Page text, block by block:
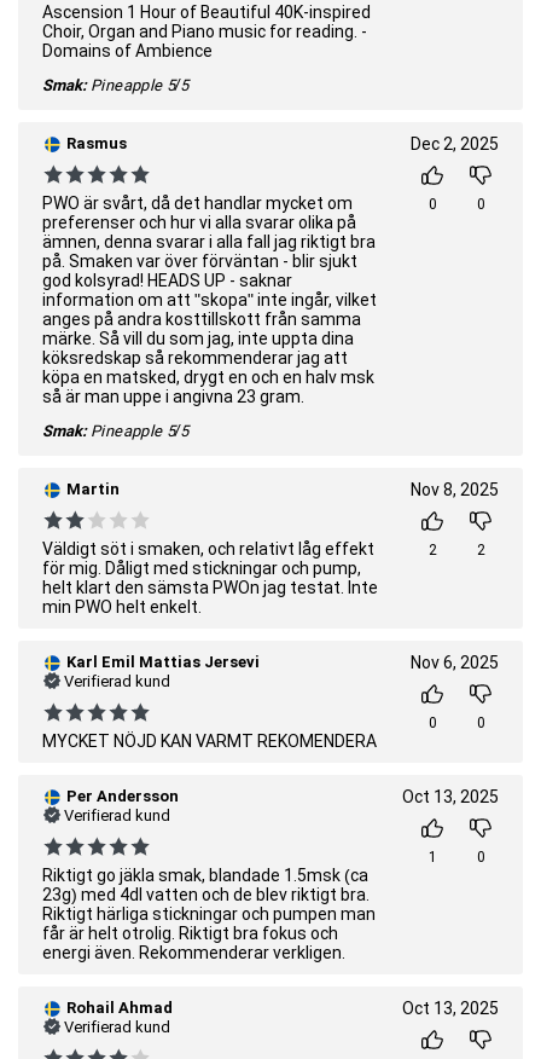
Ascension 1 Hour of Beautiful 40K-inspired
Choir, Organ and Piano music for reading. -
Domains of Ambience
Smak: Pineapple 5/5
Rasmus
PWO är svårt, då det handlar mycket om
preferenser och hur vi alla svarar olika på
ämnen, denna svarar i alla fall jag riktigt bra
på. Smaken var över förväntan - blir sjukt
god kolsyrad! HEADS UP - saknar
information om att "skopa" inte ingår, vilket
anges på andra kosttillskott från samma
märke. Så vill du som jag, inte uppta dina
köksredskap så rekommenderar jag att
köpa en matsked, drygt en och en halv msk
så är man uppe i angivna 23 gram.
Smak: Pineapple 5/5
Dec 2, 2025
0 0
Martin
Väldigt söt i smaken, och relativt låg effekt
för mig. Dåligt med stickningar och pump,
helt klart den sämsta PWOn jag testat. Inte
min PWO helt enkelt.
Nov 8, 2025
2 2
Karl Emil Mattias Jersevi
Verifierad kund
MYCKET NÖJD KAN VARMT REKOMENDERA
Nov 6, 2025
0 0
Per Andersson
Verifierad kund
Riktigt go jäkla smak, blandade 1.5msk (ca
23g) med 4dl vatten och de blev riktigt bra.
Riktigt härliga stickningar och pumpen man
får är helt otrolig. Riktigt bra fokus och
energi även. Rekommenderar verkligen.
Oct 13, 2025
1 0
Rohail Ahmad
Verifierad kund
Oct 13, 2025